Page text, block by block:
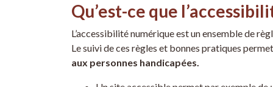
Qu’est-ce que
L’accessibilité numérique est un ensemble de
Le suivi de ces règles et bonnes pratiques
aux personnes handicapées.